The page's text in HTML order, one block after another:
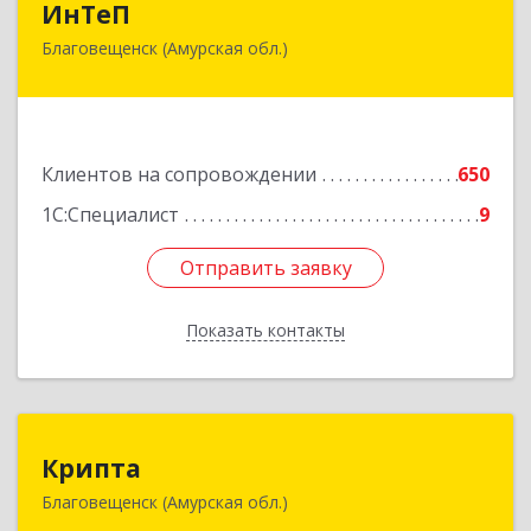
ИнТеП
Благовещенск (Амурская обл.)
Клиентов на сопровождении
650
1С:Специалист
9
Отправить заявку
Показать контакты
675000, Амурская обл, Благовещенск г,
Отправить заявку
Назад
Крипта
Благовещенск (Амурская обл.)
675000, Амурская обл, Благовещенск г,